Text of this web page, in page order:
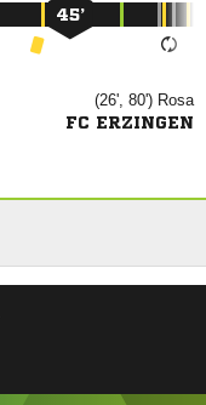
45’
(26', 80') 
FC ERZINGEN